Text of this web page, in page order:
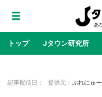
トップ Jタウン研究所
記事配信日： 提供元： ぷれにゅー